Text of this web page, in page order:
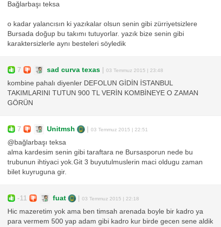
Bağlarbaşı teksa
o kadar yalancısın ki yazıkalar olsun senin gibi zürriyetsizlere
Bursada doğup bu takımı tutuyorlar. yazık bize senin gibi
karaktersizlerle aynı besteleri söyledik
7 sad curva texas 03 Temmuz 2015 | 23:48
kombine pahalı diyenler DEFOLUN GİDİN İSTANBUL
TAKIMLARINI TUTUN 900 TL VERİN KOMBİNEYE O ZAMAN
GÖRÜN
7 Unitmsh 03 Temmuz 2015 | 22:51
@bağlarbaşı teksa
alma kardesim senin gibi taraftara ne Bursasporun nede bu
trubunun ihtiyaci yok.Git 3 buyutulmuslerin maci oldugu zaman
bilet kuyruguna gir.
-11 fuat 03 Temmuz 2015 | 22:18
Hic mazeretim yok ama ben timsah arenada boyle bir kadro ya
para vermem 500 yap adam gibi kadro kur birde gecen sene aldik